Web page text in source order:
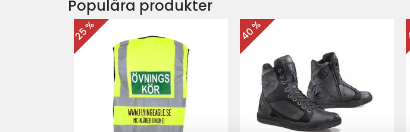
Populära produkter
25 % 40 %